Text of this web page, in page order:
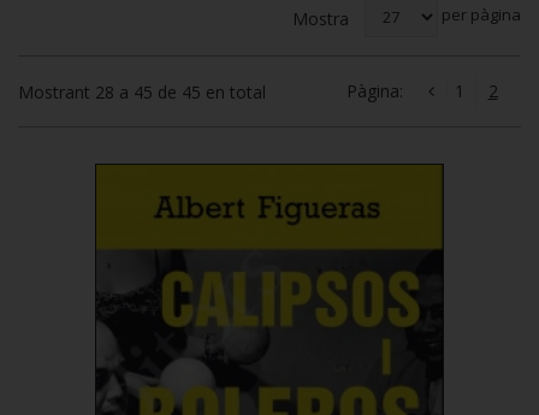
Mostra
per pàgina
Mostrant 28 a 45 de 45 en total Pàgina: 1 2